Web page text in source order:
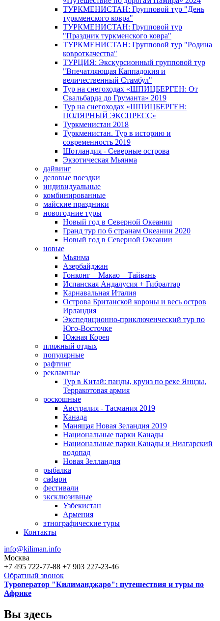
ТУРКМЕНИСТАН: Групповой тур "День
туркменского ковра"
ТУРКМЕНИСТАН: Групповой тур
"Праздник туркменского ковра"
ТУРКМЕНИСТАН: Групповой тур "Родина
ковроткачества"
ТУРЦИЯ: Экскурсионный групповой тур
"Впечатляющая Каппадокия и
величественный Стамбул"
Тур на снегоходах «ШПИЦБЕРГЕН: От
Свальбарда до Груманта» 2019
Тур на снегоходах «ШПИЦБЕРГЕН:
ПОЛЯРНЫЙ ЭКСПРЕСС»
Туркменистан 2018
Туркменистан. Тур в историю и
современность 2019
Шотландия - Северные острова
Экзотическая Мьянма
дайвинг
деловые поездки
индивидуальные
комбинированные
майские праздники
новогодние туры
Новый год в Северной Океании
Гранд тур по 6 странам Океании 2020
Новый год в Северной Океании
новые
Мьянма
Азербайджан
Гонконг – Макао – Тайвань
Испанская Андалусия + Гибралтар
Карнавальная Италия
Острова Британской короны и весь остров
Ирландия
Экспедиционно-приключенческий тур по
Юго-Восточке
Южная Корея
пляжный отдых
популярные
рафтинг
рекламные
Тур в Китай: панды, круиз по реке Янцзы,
Терракотовая армия
роскошные
Австралия - Тасмания 2019
Канада
Манящая Новая Зеландия 2019
Национальные парки Канады
Национальные парки Канады и Ниагарский
водопад
Новая Зелландия
рыбалка
сафари
фестивали
эксклюзивные
Узбекистан
Армения
этнографические туры
Контакты
info@kiliman.info
Москва
+7 495 722-77-88 +7 903 227-23-46
Обратный звонок
Туроператор "Килиманджаро": путешествия и туры по
Африке
Вы здесь